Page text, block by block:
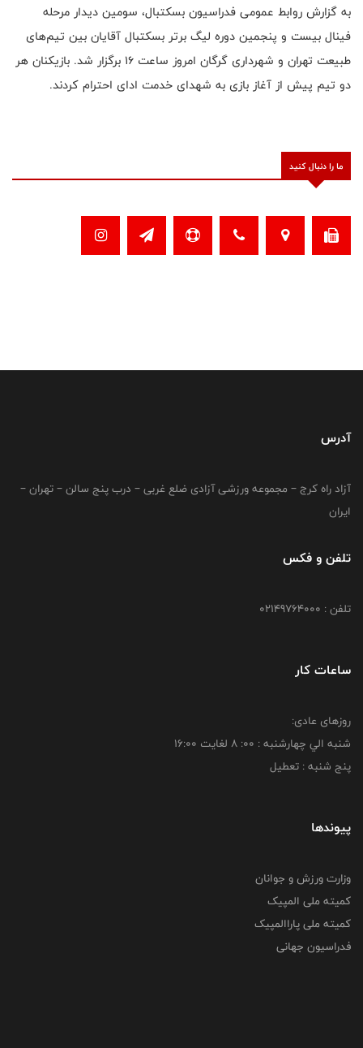
به گزارش روابط عمومی فدراسیون بسکتبال، سومین دیدار مرحله
فینال بیست و پنجمین دوره لیگ برتر بسکتبال آقایان بین تیم‌های
طبیعت تهران و شهرداری گرگان امروز ساعت 16 برگزار شد. بازیکنان هر
دو تیم پیش از آغاز بازی به شهدای خدمت ادای احترام کردند.
ما را دنبال کنید
آدرس
آزاد راه کرج – مجموعه ورزشی آزادی ضلع غربی – درب پنج سالن – تهران –
ایران
تلفن و فکس
تلفن : 02149764000
ساعات کار
روزهای عادی:
شنبه الي چهارشنبه : 00: 8 لغايت 16:00
پنج شنبه : تعطیل
پیوندها
وزارت ورزش و جوانان
کمیته ملی المپیک
کمیته ملی پاراالمپیک
فدراسیون جهانی